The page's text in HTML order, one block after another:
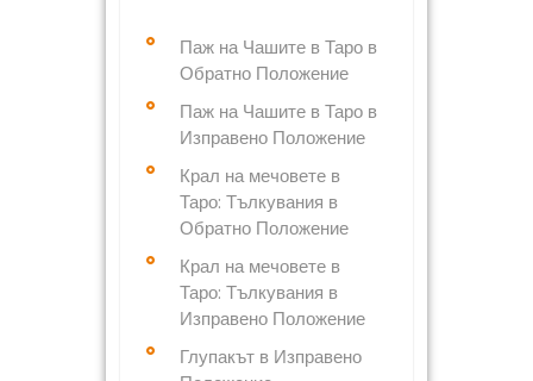
Паж на Чашите в Таро в
Обратно Положение
Паж на Чашите в Таро в
Изправено Положение
Крал на мечовете в
Таро: Тълкувания в
Обратно Положение
Крал на мечовете в
Таро: Тълкувания в
Изправено Положение
Глупакът в Изправено